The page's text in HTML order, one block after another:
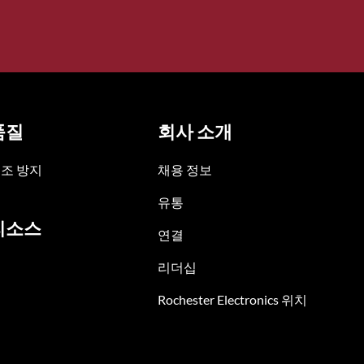
질
방지
소스
회사 소개
채용 정보
유통
연결
리더십
Rochester Electronics 위치